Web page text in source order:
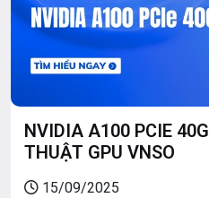
NVIDIA A100 PCIE
THUẬT GPU VNSO
15/09/2025